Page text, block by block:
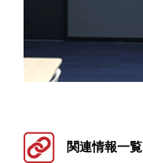
関連情報一覧